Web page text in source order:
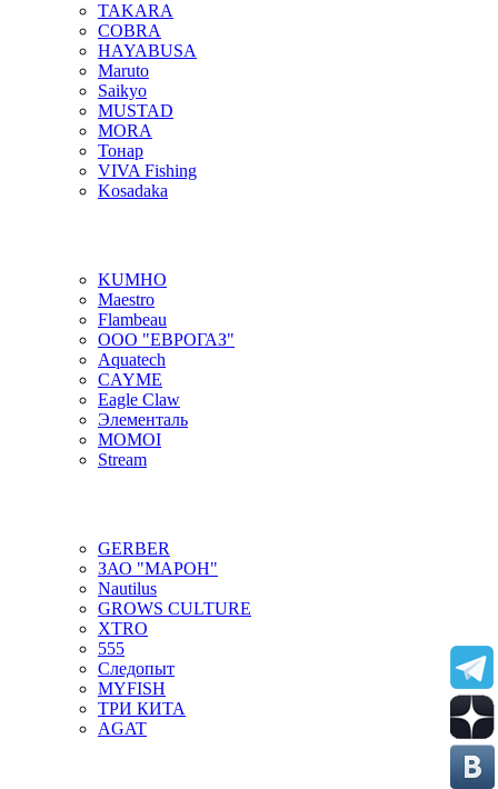
TAKARA
COBRA
HAYABUSA
Maruto
Saikyo
MUSTAD
MORA
Тонар
VIVA Fishing
Kosadaka
KUMHO
Maestro
Flambeau
ООО "ЕВРОГАЗ"
Aquatech
CAYME
Eagle Claw
Элементаль
MOMOI
Stream
GERBER
ЗАО "МАРОН"
Nautilus
GROWS CULTURE
XTRO
555
Следопыт
MYFISH
ТРИ КИТА
AGAT